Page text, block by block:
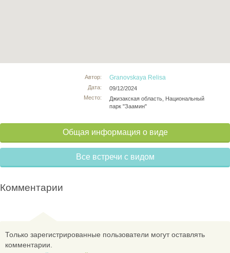
Автор:
Дата:
Место:
Granovskaya Relisa
09/12/2024
Джизакская область, Национальный
парк "Заамин"
Общая информация о виде
Все встречи с видом
Комментарии
Только зарегистрированные пользователи могут оставлять
комментарии.